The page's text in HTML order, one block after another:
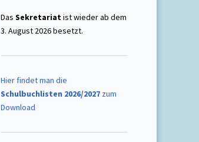
Das Sekretariatist wieder ab dem
3. August 2026 besetzt.
Hier findet man die
Schulbuchlisten 2026/2027 zum
Download